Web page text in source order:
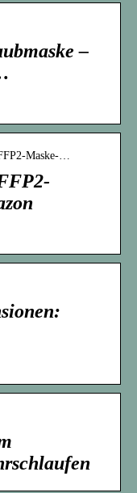
–
Maske-…